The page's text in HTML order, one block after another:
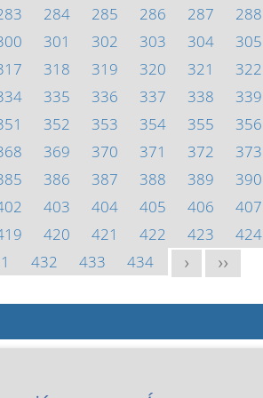
284 285 286 287 288
301 302 303 304 305
318 319 320 321 322
335 336 337 338 339
352 353 354 355 356
369 370 371 372 373
386 387 388 389 390
403 404 405 406 407
420 421 422 423 424
432 433 434 > >>